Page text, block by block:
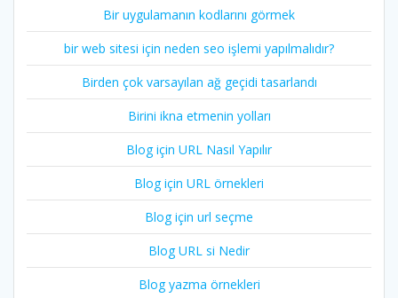
Bir uygulamanın kodlarını görmek
bir web sitesi için neden seo işlemi yapılmalıdır?
Birden çok varsayılan ağ geçidi tasarlandı
Birini ikna etmenin yolları
Blog için URL Nasıl Yapılır
Blog için URL örnekleri
Blog için url seçme
Blog URL si Nedir
Blog yazma örnekleri